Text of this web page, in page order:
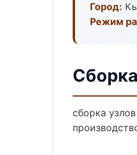
Город:
Режим
сборка